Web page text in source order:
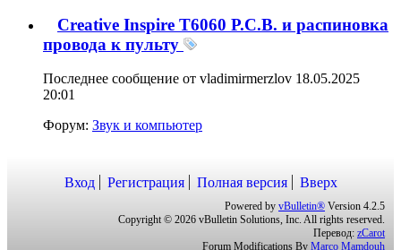
Creative Inspire T6060 P.C.B. и распиновка
провода к пульту
Последнее сообщение от vladimirmerzlov 18.05.2025
20:01
Форум: Звук и компьютер
Вход Регистрация Полная версия Вверх
Powered by vBulletin® Version 4.2.5
Copyright © 2026 vBulletin Solutions, Inc. All rights reserved.
Перевод: zCarot
Forum Modifications By Marco Mamdouh